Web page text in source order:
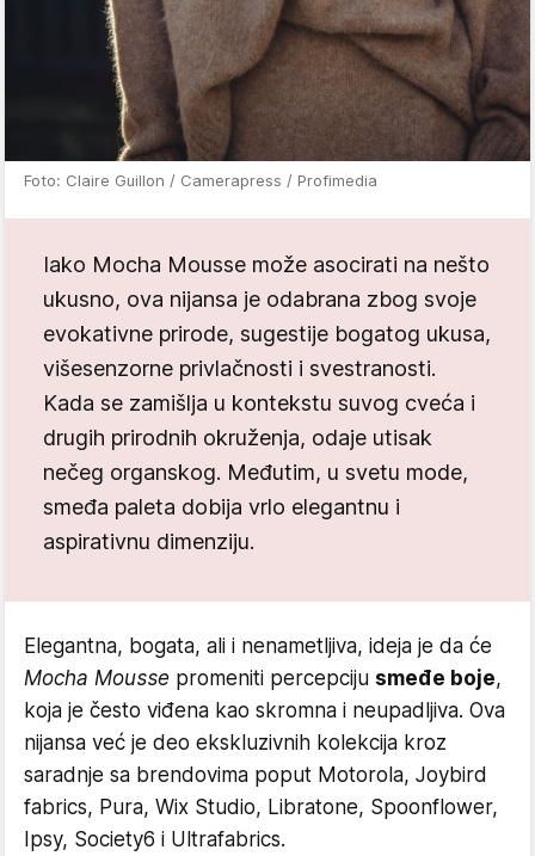
Foto: Claire Guillon / Camerapress / Profimedia
Iako Mocha Mousse može asocirati na nešto
ukusno, ova nijansa je odabrana zbog svoje
evokativne prirode, sugestije bogatog ukusa,
višesenzorne privlačnosti i svestranosti.
Kada se zamišlja u kontekstu suvog cveća i
drugih prirodnih okruženja, odaje utisak
nečeg organskog. Međutim, u svetu mode,
smeđa paleta dobija vrlo elegantnu i
aspirativnu dimenziju.
Elegantna, bogata, ali i nenametljiva, ideja je da će
Mocha Mousse promeniti percepciju smeđe boje,
koja je često viđena kao skromna i neupadljiva. Ova
nijansa već je deo ekskluzivnih kolekcija kroz
saradnje sa brendovima poput Motorola, Joybird
fabrics, Pura, Wix Studio, Libratone, Spoonflower,
Ipsy, Society6 i Ultrafabrics.